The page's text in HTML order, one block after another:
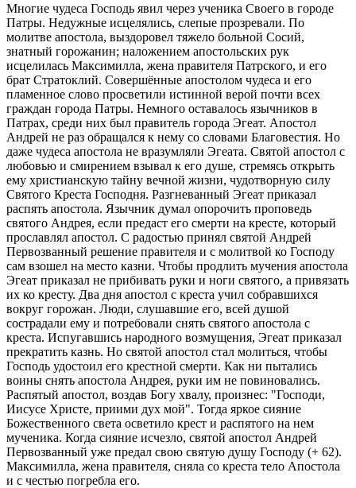
Многие чудеса Господь явил через ученика Своего в городе
Патры. Недужные исцелялись, слепые прозревали. По
молитве апостола, выздоровел тяжело больной Сосий,
знатный горожанин; наложением апостольских рук
исцелилась Максимилла, жена правителя Патрского, и его
брат Стратоклий. Совершённые апостолом чудеса и его
пламенное слово просветили истинной верой почти всех
граждан города Патры. Немного оставалось язычников в
Патрах, среди них был правитель города Эгеат. Апостол
Андрей не раз обращался к нему со словами Благовестия. Но
даже чудеса апостола не вразумляли Эгеата. Святой апостол с
любовью и смирением взывал к его душе, стремясь открыть
ему христианскую тайну вечной жизни, чудотворную силу
Святого Креста Господня. Разгневанный Эгеат приказал
распять апостола. Язычник думал опорочить проповедь
святого Андрея, если предаст его смерти на кресте, который
прославлял апостол. С радостью принял святой Андрей
Первозванный решение правителя и с молитвой ко Господу
сам взошел на место казни. Чтобы продлить мучения апостола
Эгеат приказал не прибивать руки и ноги святого, а привязать
их ко кресту. Два дня апостол с креста учил собравшихся
вокруг горожан. Люди, слушавшие его, всей душой
сострадали ему и потребовали снять святого апостола с
креста. Испугавшись народного возмущения, Эгеат приказал
прекратить казнь. Но святой апостол стал молиться, чтобы
Господь удостоил его крестной смерти. Как ни пытались
воины снять апостола Андрея, руки им не повиновались.
Распятый апостол, воздав Богу хвалу, произнес: "Господи,
Иисусе Христе, приими дух мой". Тогда яркое сияние
Божественного света осветило крест и распятого на нем
мученика. Когда сияние исчезло, святой апостол Андрей
Первозванный уже предал свою святую душу Господу (+ 62).
Максимилла, жена правителя, сняла со креста тело Апостола
и с честью погребла его.